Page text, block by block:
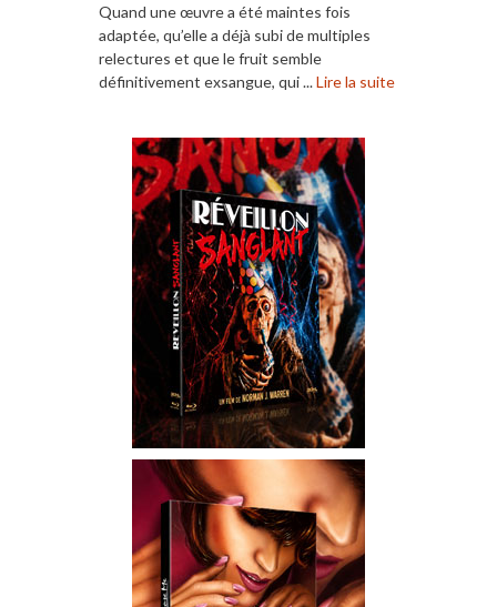
Quand une œuvre a été maintes fois
adaptée, qu’elle a déjà subi de multiples
relectures et que le fruit semble
définitivement exsangue, qui ...Lire la suite